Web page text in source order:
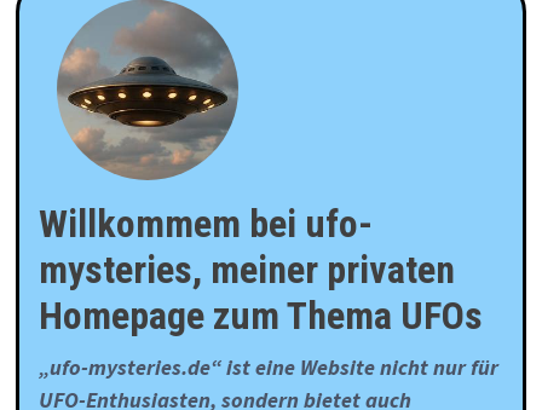
Willkommem bei ufo-
mysteries, meiner privaten
Homepage zum Thema UFOs
„ufo-mysteries.de“ ist eine Website nicht nur für
UFO-Enthusiasten, sondern bietet auch